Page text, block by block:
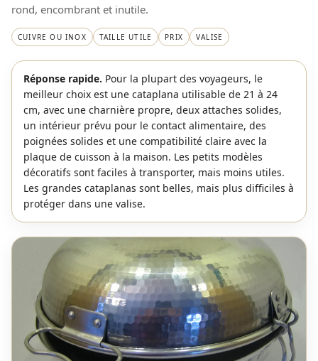
rond, encombrant et inutile.
CUIVRE OU INOX TAILLE UTILE PRIX VALISE
Réponse rapide. Pour la plupart des voyageurs, le
meilleur choix est une cataplana utilisable de 21 à 24
cm, avec une charnière propre, deux attaches solides,
un intérieur prévu pour le contact alimentaire, des
poignées solides et une compatibilité claire avec la
plaque de cuisson à la maison. Les petits modèles
décoratifs sont faciles à transporter, mais moins utiles.
Les grandes cataplanas sont belles, mais plus difficiles à
protéger dans une valise.